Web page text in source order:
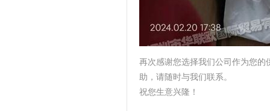
再次感谢您选择我们公司作为您
助，请随时与我们联系。
祝您生意兴隆！